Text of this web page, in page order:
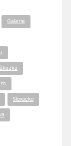
Galerie
Slovácko